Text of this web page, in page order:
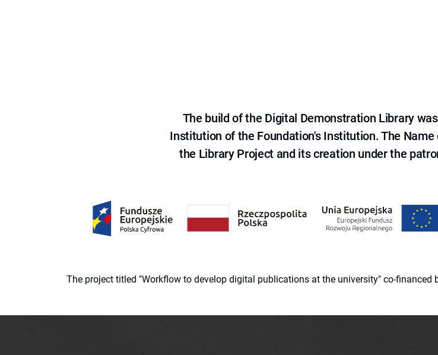
The build of the Digital Demonstration Library
Institution of the Foundation's Institution. The
the Library Project and its creation under the
The project titled "Workflow to develop digital publications at the university" co-financed